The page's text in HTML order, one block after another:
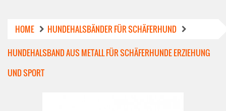
HOME
HUNDEHALSBÄNDER FÜR SCHÄFERHUND
HUNDEHALSBAND AUS METALL FÜR SCHÄFERHUNDE ERZIEHUNG
UND SPORT